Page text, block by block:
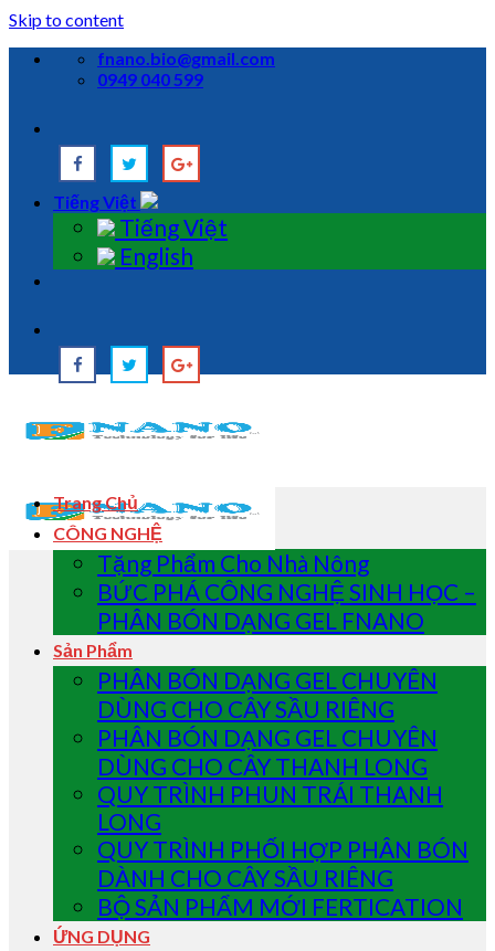
Skip to content
fnano.bio@gmail.com
0949 040 599
Tiếng Việt
Tiếng Việt
English
Trang Chủ
CÔNG NGHỆ
Tặng Phẩm Cho Nhà Nông
BỨC PHÁ CÔNG NGHỆ SINH HỌC –
PHÂN BÓN DẠNG GEL FNANO
Sản Phẩm
PHÂN BÓN DẠNG GEL CHUYÊN
DÙNG CHO CÂY SẦU RIÊNG
PHÂN BÓN DẠNG GEL CHUYÊN
DÙNG CHO CÂY THANH LONG
QUY TRÌNH PHUN TRÁI THANH
LONG
QUY TRÌNH PHỐI HỢP PHÂN BÓN
DÀNH CHO CÂY SẦU RIÊNG
BỘ SẢN PHẨM MỚI FERTICATION
ỨNG DỤNG